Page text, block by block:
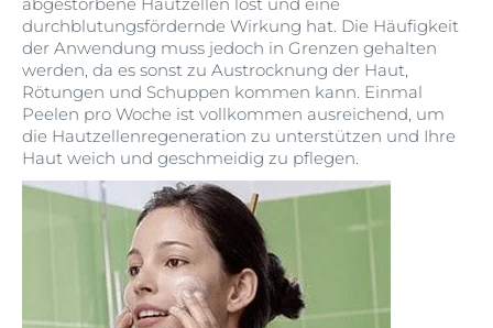
durchblutungsfördernde Wirkung hat. Die Häufigkeit
der Anwendung muss jedoch in Grenzen gehalten
werden, da es sonst zu Austrocknung der Haut,
Rötungen und Schuppen kommen kann. Einmal
Peelen pro Woche ist vollkommen ausreichend, um
die Hautzellenregeneration zu unterstützen und Ihre
Haut weich und geschmeidig zu pflegen.